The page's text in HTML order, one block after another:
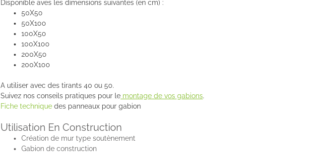
Disponible aves les dimensions suivantes (en cm) :
50X50
50X100
100X50
100X100
200X50
200X100
A utiliser avec des tirants 40 ou 50.
Suivez nos conseils pratiques pour lemontage de vos gabions.
Fiche techniquedes panneaux pour gabion
Utilisation En Construction
Création de mur type soutènement
Gabion de construction